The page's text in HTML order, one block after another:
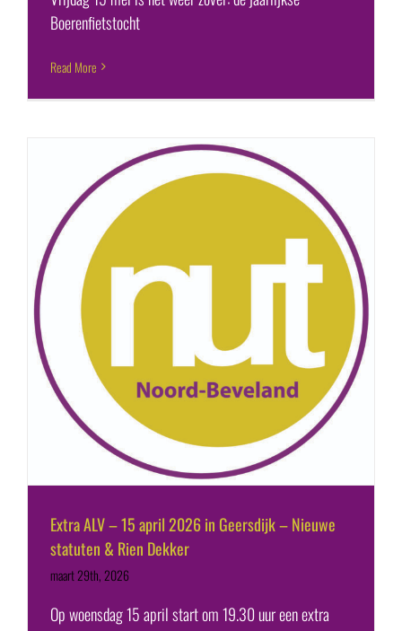
Boerenfietstocht
Read More
Extra ALV – 15 april 2026 in Geersdijk – Nieuwe
statuten & Rien Dekker
maart 29th, 2026
Op woensdag 15 april start om 19.30 uur een extra